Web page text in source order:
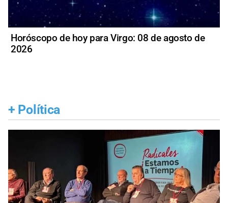
Horóscopo de hoy para Virgo: 08 de agosto de
2026
+ Política